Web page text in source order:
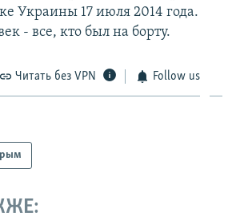
Украины 17 июля 2014 года.
- все, кто был на борту.
Читать без VPN Follow us